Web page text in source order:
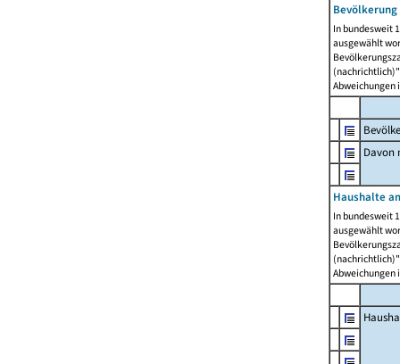
In bundesweit
ausgewählt
Abweichungen
Davon
Haushalte
In bundesweit
ausgewählt
Abweichungen